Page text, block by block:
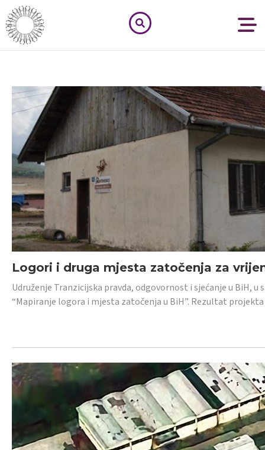
Logori i druga mjesta zatočenja za
Udruženje Tranzicijska pravda, odgovornost i sjećanje u BiH,
“Mapiranje logora i mjesta zatočenja u BiH”. Rezultat